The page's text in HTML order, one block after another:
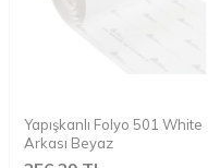
Yapışkanlı Folyo 501 White
Arkası Beyaz